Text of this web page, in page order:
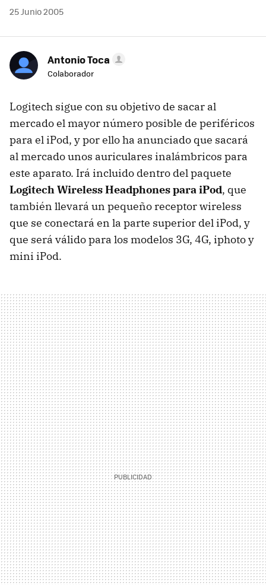
25 Junio 2005
Antonio Toca
Colaborador
Logitech sigue con su objetivo de sacar al
mercado el mayor número posible de periféricos
para el iPod, y por ello ha anunciado que sacará
al mercado unos auriculares inalámbricos para
este aparato. Irá incluido dentro del paquete
Logitech Wireless Headphones para iPod, que
también llevará un pequeño receptor wireless
que se conectará en la parte superior del iPod, y
que será válido para los modelos 3G, 4G, iphoto y
mini iPod.